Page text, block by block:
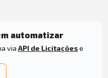
automatizar
via API de Licitaçõese